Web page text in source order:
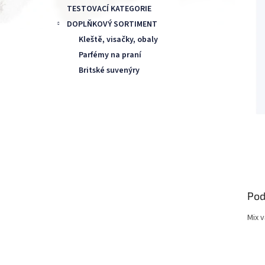
TESTOVACÍ KATEGORIE
DOPLŇKOVÝ SORTIMENT
Kleště, visačky, obaly
Parfémy na praní
Britské suvenýry
Mix